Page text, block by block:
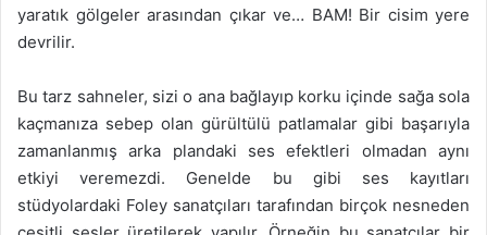
yaratık gölgeler arasından çıkar ve… BAM! Bir cisim yere
devrilir.
Bu tarz sahneler, sizi o ana bağlayıp korku içinde sağa sola
kaçmanıza sebep olan gürültülü patlamalar gibi başarıyla
zamanlanmış arka plandaki ses efektleri olmadan aynı
etkiyi veremezdi. Genelde bu gibi ses kayıtları
stüdyolardaki Foley sanatçıları tarafından birçok nesneden